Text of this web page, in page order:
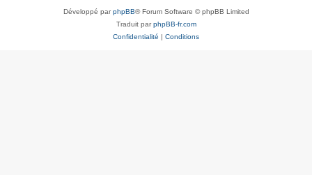
Développé parphpBB® Forum Software © phpBB Limited
Traduit parphpBB-fr.com
Confidentialité | Conditions